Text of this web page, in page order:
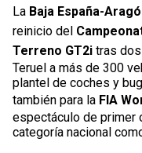
La Baja España-
reinicio del
Terreno GT2i tras
Teruel a más de 300
plantel de coches y
también para la FIA
espectáculo de primer
categoría nacional